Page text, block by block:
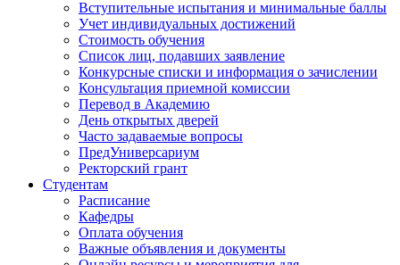
Вступительные испытания и минимальные баллы
Учет индивидуальных достижений
Стоимость обучения
Список лиц, подавших заявление
Конкурсные списки и информация о зачислении
Консультация приемной комиссии
Перевод в Академию
День открытых дверей
Часто задаваемые вопросы
ПредУниверсариум
Ректорский грант
Студентам
Расписание
Кафедры
Оплата обучения
Важные объявления и документы